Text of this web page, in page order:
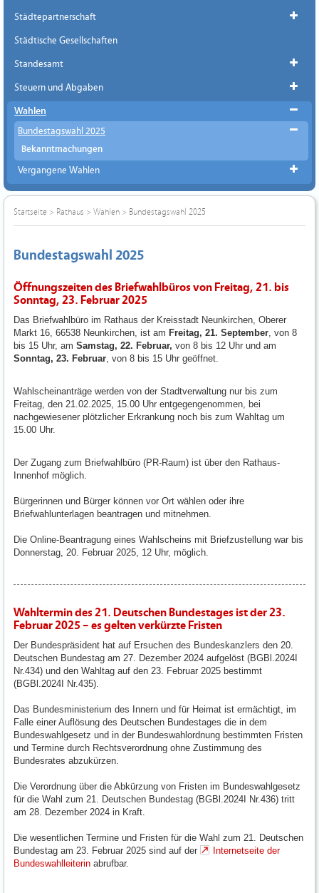
Städtepartnerschaft
Städtische Gesellschaften
Standesamt
Steuern und Abgaben
Wahlen
Bundestagswahl 2025
Bekanntmachungen
Vergangene Wahlen
Startseite > Rathaus > Wahlen > Bundestagswahl 2025
Bundestagswahl 2025
Öffnungszeiten des Briefwahlbüros von Freitag, 21. bis
Sonntag, 23. Februar 2025
Das Briefwahlbüro im Rathaus der Kreisstadt Neunkirchen, Oberer
Markt 16, 66538 Neunkirchen, ist am Freitag, 21. September , von 8
bis 15 Uhr, am Samstag, 22. Februar, von 8 bis 12 Uhr und am
Sonntag, 23. Februar , von 8 bis 15 Uhr geöffnet.
Wahlscheinanträge werden von der Stadtverwaltung nur bis zum
Freitag, den 21.02.2025, 15.00 Uhr entgegengenommen, bei
nachgewiesener plötzlicher Erkrankung noch bis zum Wahltag um
15.00 Uhr.
Der Zugang zum Briefwahlbüro (PR-Raum) ist über den Rathaus-
Innenhof möglich.
Bürgerinnen und Bürger können vor Ort wählen oder ihre
Briefwahlunterlagen beantragen und mitnehmen.
Die Online-Beantragung eines Wahlscheins mit Briefzustellung war bis
Donnerstag, 20. Februar 2025, 12 Uhr, möglich.
Wahltermin des 21. Deutschen Bundestages ist der 23.
Februar 2025 – es gelten verkürzte Fristen
Der Bundespräsident hat auf Ersuchen des Bundeskanzlers den 20.
Deutschen Bundestag am 27. Dezember 2024 aufgelöst (BGBl.2024I
Nr.434) und den Wahltag auf den 23. Februar 2025 bestimmt
(BGBl.2024I Nr.435).
Das Bundesministerium des Innern und für Heimat ist ermächtigt, im
Falle einer Auflösung des Deutschen Bundestages die in dem
Bundeswahlgesetz und in der Bundeswahlordnung bestimmten Fristen
und Termine durch Rechtsverordnung ohne Zustimmung des
Bundesrates abzukürzen.
Die Verordnung über die Abkürzung von Fristen im Bundeswahlgesetz
für die Wahl zum 21. Deutschen Bundestag (BGBl.2024I Nr.436) tritt
am 28. Dezember 2024 in Kraft.
Die wesentlichen Termine und Fristen für die Wahl zum 21. Deutschen
Bundestag am 23. Februar 2025 sind auf der
Internetseite der
Bundeswahlleiterin abrufbar.